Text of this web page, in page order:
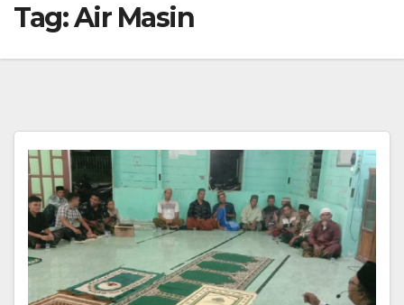
Tag:Air Masin